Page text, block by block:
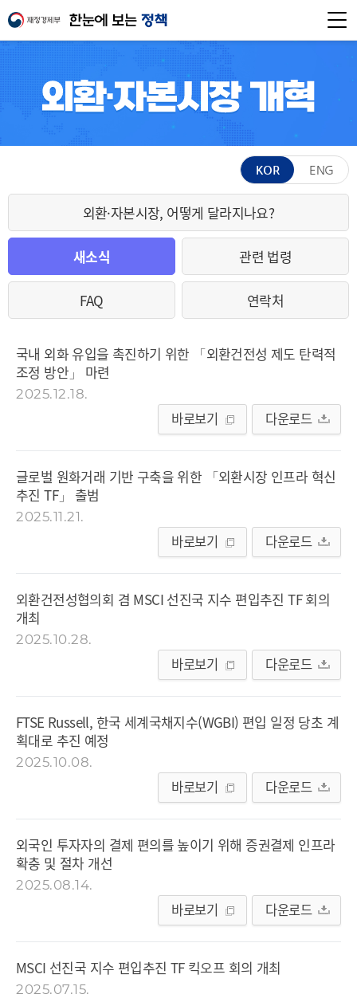
KOR ENG
외환·자본시장, 어떻게 달라지나요?
새소식 관련 법령
FAQ 연락처
국내 외화 유입을 촉진하기 위한 「외환건전성 제도 탄력적
조정 방안」 마련
2025.12.18.
바로보기 다운로드
글로벌 원화거래 기반 구축을 위한 「외환시장 인프라 혁신
추진 TF」 출범
2025.11.21.
바로보기 다운로드
외환건전성협의회 겸 MSCI 선진국 지수 편입추진 TF 회의
개최
2025.10.28.
바로보기 다운로드
FTSE Russell, 한국 세계국채지수(WGBI) 편입 일정 당초 계
획대로 추진 예정
2025.10.08.
바로보기 다운로드
외국인 투자자의 결제 편의를 높이기 위해 증권결제 인프라
확충 및 절차 개선
2025.08.14.
바로보기 다운로드
MSCI 선진국 지수 편입추진 TF 킥오프 회의 개최
2025.07.15.